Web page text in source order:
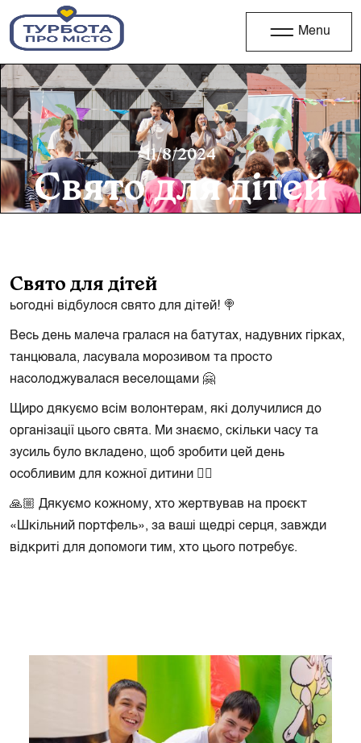
Menu
11/8/2024
Свято для дітей
Свято для дітей
ьогодні відбулося свято для дітей! 🍭
Весь день малеча гралася на батутах, надувних гірках,
танцювала, ласувала морозивом та просто
насолоджувалася веселощами 🤗
Щиро дякуємо всім волонтерам, які долучилися до
організації цього свята. Ми знаємо, скільки часу та
зусиль було вкладено, щоб зробити цей день
особливим для кожної дитини ❤️‍🔥
🙏🏼 Дякуємо кожному, хто жертвував на проєкт
«Шкільний портфель», за ваші щедрі серця, завжди
відкриті для допомоги тим, хто цього потребує.